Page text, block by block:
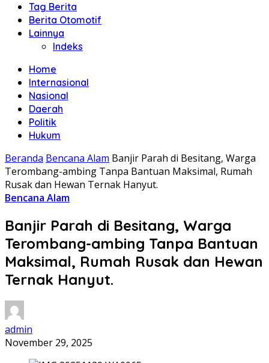
Tag Berita
Berita Otomotif
Lainnya
Indeks
Home
Internasional
Nasional
Daerah
Politik
Hukum
Beranda Bencana Alam Banjir Parah di Besitang, Warga
Terombang-ambing Tanpa Bantuan Maksimal, Rumah
Rusak dan Hewan Ternak Hanyut.
Bencana Alam
Banjir Parah di Besitang, Warga
Terombang-ambing Tanpa Bantuan
Maksimal, Rumah Rusak dan Hewan
Ternak Hanyut.
admin
November 29, 2025